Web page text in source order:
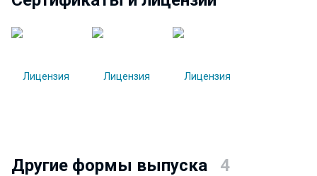
Другие формы выпуска 4